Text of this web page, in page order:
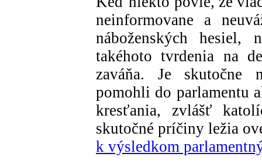
neinformovane a
náboženských hesiel,
takéhoto tvrdenia na
zaváňa. Je skutočne
pomohli do parlamentu
kresťania, zvlášť
skutočné príčiny ležia
k výsledkom